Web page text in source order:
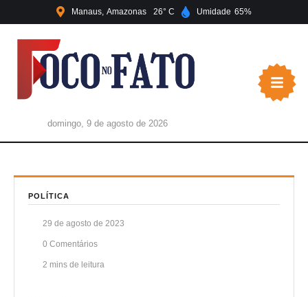
Manaus Amazonas 26 Umidade 65
domingo, 9 de agosto de 2026
POLÍTICA
29 de agosto de 2023
0 Comentários
2 mins de leitura